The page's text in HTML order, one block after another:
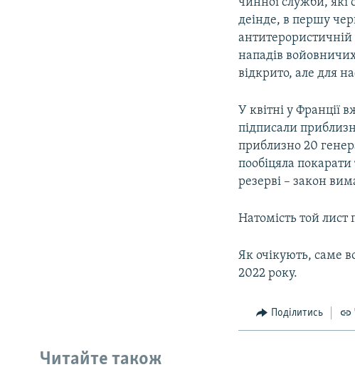
деінде, в першу
антитерористичній
нападів
відкрито, але для
У квітні у Франції
підписали
приблизно 20
пообіцяла
резерві – закон
Натомість той лист
Як очікують, саме
2022 року.
Поділитись
Читайте також